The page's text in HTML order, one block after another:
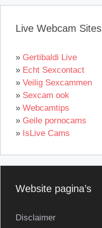
Live Webcam Sites
» Gertibaldi Live
» Echt Sexcontact
» Veilig Sexcammen
» Sexcam ook
» Webcamtips
» Geile pornocams
» IsLive Cams
Website pagina’s
Disclaimer